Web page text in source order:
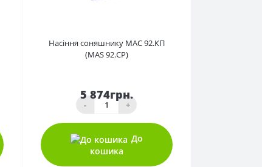
Насіння соняшнику МАС 92.КП
(MAS 92.CP)
5 874грн.
- +
До
кошика